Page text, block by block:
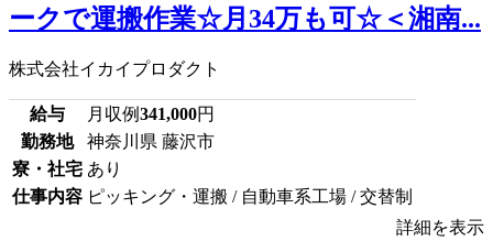
ークで運搬作業☆月34万も可☆＜湘南...
株式会社イカイプロダクト
給与 月収例341,000円
勤務地
神奈川県 藤沢市
寮・社宅 あり
仕事内容 ピッキング・運搬 / 自動車系工場 / 交替制
詳細を表示